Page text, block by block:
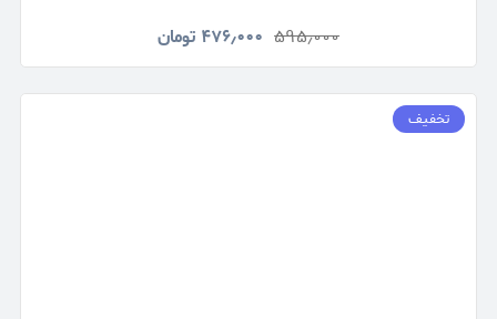
۵۹۵٫۰۰۰ ۴۷۶٫۰۰۰ تومان
تخفیف